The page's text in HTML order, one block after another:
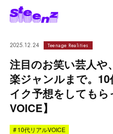
2025.12.24 Teenage Realities
注目のお笑い芸人や
楽ジャンルまで。
イク予想をしても
VOICE】
#10代リアルVOICE